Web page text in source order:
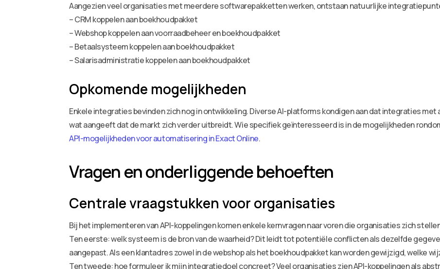
Aangezien veel organisaties met meerdere softwarepakketten werken, ontstaan natuurlijke
– CRM koppelen aan boekhoudpakket
– Webshop koppelen aan voorraadbeheer en boekhoudpakket
– Betaalsysteem koppelen aan boekhoudpakket
– Salarisadministratie koppelen aan boekhoudpakket
Opkomende mogelijkheden
Enkele integraties bevinden zich nog in ontwikkeling. Diverse AI-platforms kondigen aan dat integraties
wat aangeeft dat de markt zich verder uitbreidt. Wie specifiek geïnteresseerd is in de mogelijkheden
API-mogelijkheden voor automatisering in Exact Online.
Vragen en onderliggende behoeften
Centrale vraagstukken voor organisaties
Bij het implementeren van API-koppelingen komen enkele kernvragen naar voren die organisaties zich
Ten eerste: welk systeem is de bron van de waarheid? Dit leidt tot potentiële conflicten als dezelfde
aangepast. Als een klantadres zowel in de webshop als het boekhoudpakket kan worden gewijzigd, welke
Ten tweede: hoe formuleer ik mijn integratiedoel concreet? Veel organisaties zien API-koppelingen als